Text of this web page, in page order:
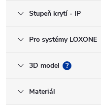
Stupeň krytí - IP
Pro systémy LOXONE
3D model ?
Materiál